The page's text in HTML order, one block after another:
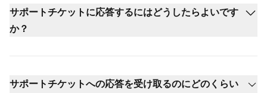
サポートチケットに応答するにはどうしたらよいです
か？
サポートチケットへの応答を受け取るのにどのくらい